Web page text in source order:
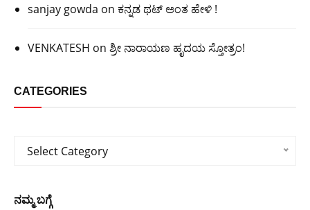
sanjay gowda on ಕನ್ನಡ ಥಟ್ ಅಂತ ಹೇಳಿ !
VENKATESH on ಶ್ರೀ ನಾರಾಯಣ ಹೃದಯ ಸ್ತೋತ್ರಂ!
CATEGORIES
Categories
Select Category
ನಮ್ಮ ಬಗ್ಗೆ